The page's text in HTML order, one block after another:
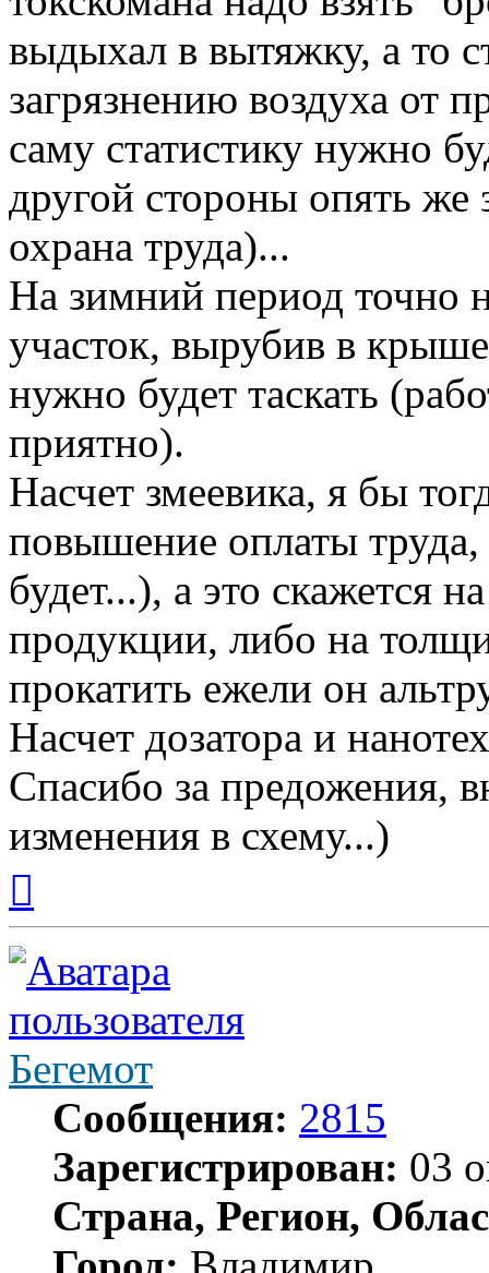
выдыхал в вытяжку, а то
загрязнению воздуха от
саму статистику нужно
другой стороны опять же
охрана труда)...
На зимний период точно
участок, вырубив в крыше
нужно будет таскать
приятно).
Насчет змеевика, я бы
повышение оплаты
будет...), а это скажется
продукции, либо на
прокатить ежели он
Насчет дозатора и
Спасибо за предожения,
изменения в схему...)
началу
Бегемот
Сообщения: 2815
Зарегистрирован: 03
Страна, Регион,